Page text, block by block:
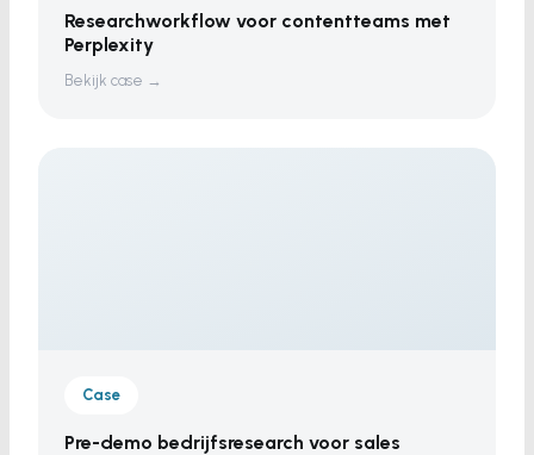
Researchworkflow voor contentteams met
Perplexity
Bekijk case →
Case
Pre-demo bedrijfsresearch voor sales